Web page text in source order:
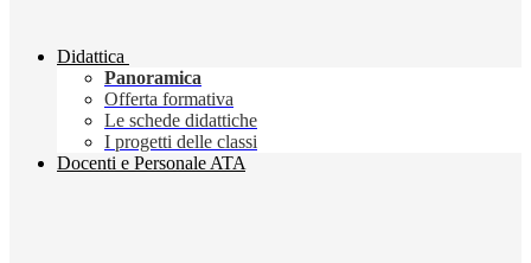
Didattica
Panoramica
Offerta formativa
Le schede didattiche
I progetti delle classi
Docenti e Personale ATA